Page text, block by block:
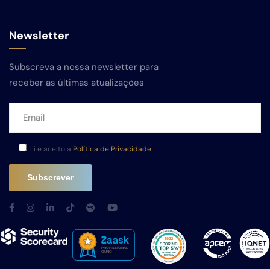
Newsletter
Subscreva a nossa newsletter para
receber as últimas atualizações
Li e aceito a Política de Privacidade